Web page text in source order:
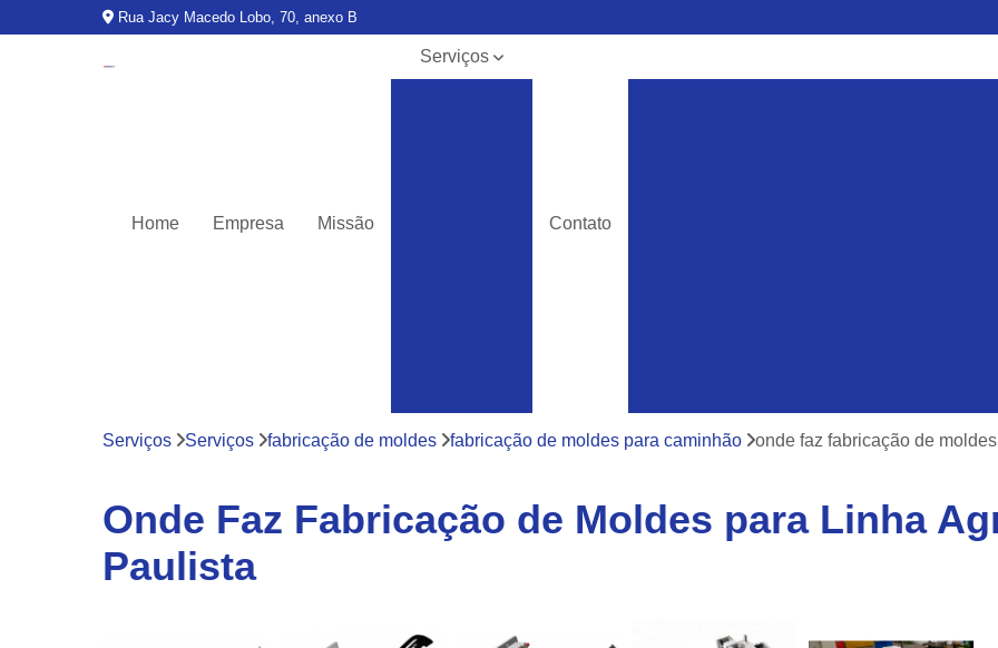
Rua Jacy Macedo Lobo, 70, anexo B
Home Empresa Missão
Serviços
termoplásticos
linha
automotiva
Contato
Ferramentas Industriais para Injeção de
Injeção de Plásticos para Caixas
Serviços Serviços fabricação de moldes fabricação de moldes para caminhão onde faz fabricação de
Onde Faz Fabricação de Moldes para Linha
Paulista